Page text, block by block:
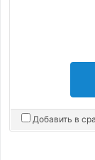
Добавить в